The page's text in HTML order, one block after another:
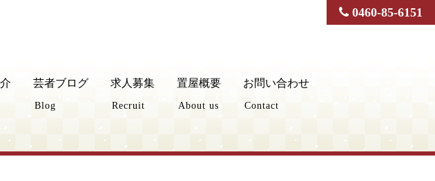
芸者ブログ
Blog
求人募集
Recruit
置屋概要
About us
お問い合わせ
Contact
0460-85-6151